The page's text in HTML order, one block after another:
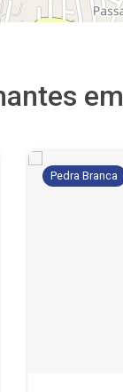
em
Pedra Branca